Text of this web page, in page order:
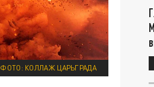
ФОТО: КОЛЛАЖ ЦАРЬГРАДА